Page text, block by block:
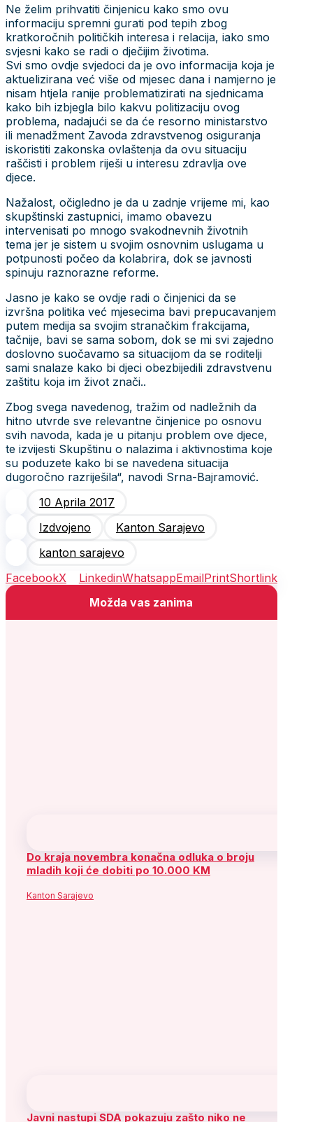
Ne želim prihvatiti činjenicu kako smo ovu
informaciju spremni gurati pod tepih zbog
kratkoročnih političkih interesa i relacija, iako smo
svjesni kako se radi o dječijim životima.
Svi smo ovdje svjedoci da je ovo informacija koja je
aktuelizirana već više od mjesec dana i namjerno je
nisam htjela ranije problematizirati na sjednicama
kako bih izbjegla bilo kakvu politizaciju ovog
problema, nadajući se da će resorno ministarstvo
ili menadžment Zavoda zdravstvenog osiguranja
iskoristiti zakonska ovlaštenja da ovu situaciju
raščisti i problem riješi u interesu zdravlja ove
djece.
Nažalost, očigledno je da u zadnje vrijeme mi, kao
skupštinski zastupnici, imamo obavezu
intervenisati po mnogo svakodnevnih životnih
tema jer je sistem u svojim osnovnim uslugama u
potpunosti počeo da kolabrira, dok se javnosti
spinuju raznorazne reforme.
Jasno je kako se ovdje radi o činjenici da se
izvršna politika već mjesecima bavi prepucavanjem
putem medija sa svojim stranačkim frakcijama,
tačnije, bavi se sama sobom, dok se mi svi zajedno
doslovno suočavamo sa situacijom da se roditelji
sami snalaze kako bi djeci obezbijedili zdravstvenu
zaštitu koja im život znači..
Zbog svega navedenog, tražim od nadležnih da
hitno utvrde sve relevantne činjenice po osnovu
svih navoda, kada je u pitanju problem ove djece,
te izvijesti Skupštinu o nalazima i aktivnostima koje
su poduzete kako bi se navedena situacija
dugoročno razriješila“, navodi Srna-Bajramović.
10 Aprila 2017
Izdvojeno
Kanton Sarajevo
kanton sarajevo
FacebookX LinkedinWhatsappEmailPrintShortlink
Možda vas zanima
Do kraja novembra konačna odluka o broju
mladih koji će dobiti po 10.000 KM
Kanton Sarajevo
Javni nastupi SDA pokazuju zašto niko ne